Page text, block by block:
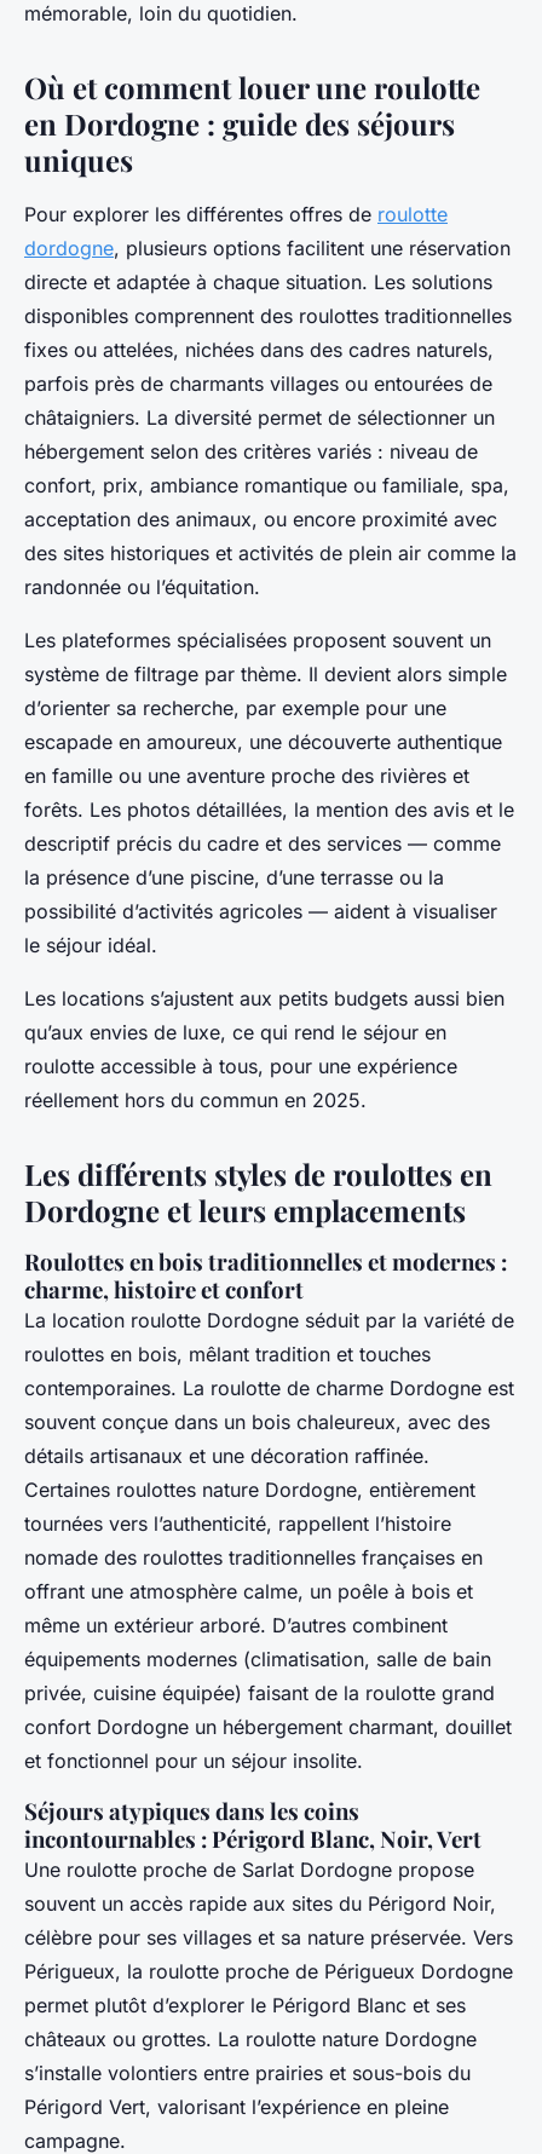
mémorable, loin du quotidien.
Où et comment louer une roulotte
en Dordogne : guide des séjours
uniques
Pour explorer les différentes offres de roulotte
dordogne, plusieurs options facilitent une réservation
directe et adaptée à chaque situation. Les solutions
disponibles comprennent des roulottes traditionnelles
fixes ou attelées, nichées dans des cadres naturels,
parfois près de charmants villages ou entourées de
châtaigniers. La diversité permet de sélectionner un
hébergement selon des critères variés : niveau de
confort, prix, ambiance romantique ou familiale, spa,
acceptation des animaux, ou encore proximité avec
des sites historiques et activités de plein air comme la
randonnée ou l’équitation.
Les plateformes spécialisées proposent souvent un
système de filtrage par thème. Il devient alors simple
d’orienter sa recherche, par exemple pour une
escapade en amoureux, une découverte authentique
en famille ou une aventure proche des rivières et
forêts. Les photos détaillées, la mention des avis et le
descriptif précis du cadre et des services — comme
la présence d’une piscine, d’une terrasse ou la
possibilité d’activités agricoles — aident à visualiser
le séjour idéal.
Les locations s’ajustent aux petits budgets aussi bien
qu’aux envies de luxe, ce qui rend le séjour en
roulotte accessible à tous, pour une expérience
réellement hors du commun en 2025.
Les différents styles de roulottes en
Dordogne et leurs emplacements
Roulottes en bois traditionnelles et modernes :
charme, histoire et confort
La location roulotte Dordogne séduit par la variété de
roulottes en bois, mêlant tradition et touches
contemporaines. La roulotte de charme Dordogne est
souvent conçue dans un bois chaleureux, avec des
détails artisanaux et une décoration raffinée.
Certaines roulottes nature Dordogne, entièrement
tournées vers l’authenticité, rappellent l’histoire
nomade des roulottes traditionnelles françaises en
offrant une atmosphère calme, un poêle à bois et
même un extérieur arboré. D’autres combinent
équipements modernes (climatisation, salle de bain
privée, cuisine équipée) faisant de la roulotte grand
confort Dordogne un hébergement charmant, douillet
et fonctionnel pour un séjour insolite.
Séjours atypiques dans les coins
incontournables : Périgord Blanc, Noir, Vert
Une roulotte proche de Sarlat Dordogne propose
souvent un accès rapide aux sites du Périgord Noir,
célèbre pour ses villages et sa nature préservée. Vers
Périgueux, la roulotte proche de Périgueux Dordogne
permet plutôt d’explorer le Périgord Blanc et ses
châteaux ou grottes. La roulotte nature Dordogne
s’installe volontiers entre prairies et sous-bois du
Périgord Vert, valorisant l’expérience en pleine
campagne.